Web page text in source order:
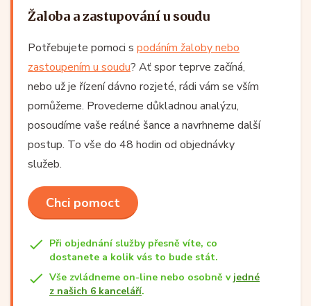
Žaloba a zastupování u soudu
Potřebujete pomoci s podáním žaloby nebo
zastoupením u soudu? Ať spor teprve začíná,
nebo už je řízení dávno rozjeté, rádi vám se vším
pomůžeme. Provedeme důkladnou analýzu,
posoudíme vaše reálné šance a navrhneme další
postup. To vše do 48 hodin od objednávky
služeb.
Chci pomoct
Při objednání služby přesně víte, co
dostanete a kolik vás to bude stát.
Vše zvládneme on-line nebo osobně v jedné
z našich 6 kanceláří.